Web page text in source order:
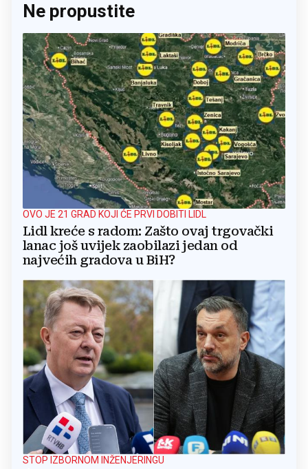
Ne propustite
OVO JE 21 GRAD KOJI ĆE PRVI DOBITI LIDL
Lidl kreće s radom: Zašto ovaj trgovački
lanac još uvijek zaobilazi jedan od
najvećih gradova u BiH?
STOP IZBORNOM INŽENJERINGU